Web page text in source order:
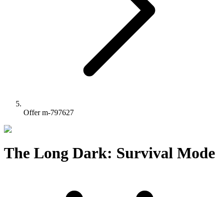
Offer m-797627
The Long Dark: Survival Mode